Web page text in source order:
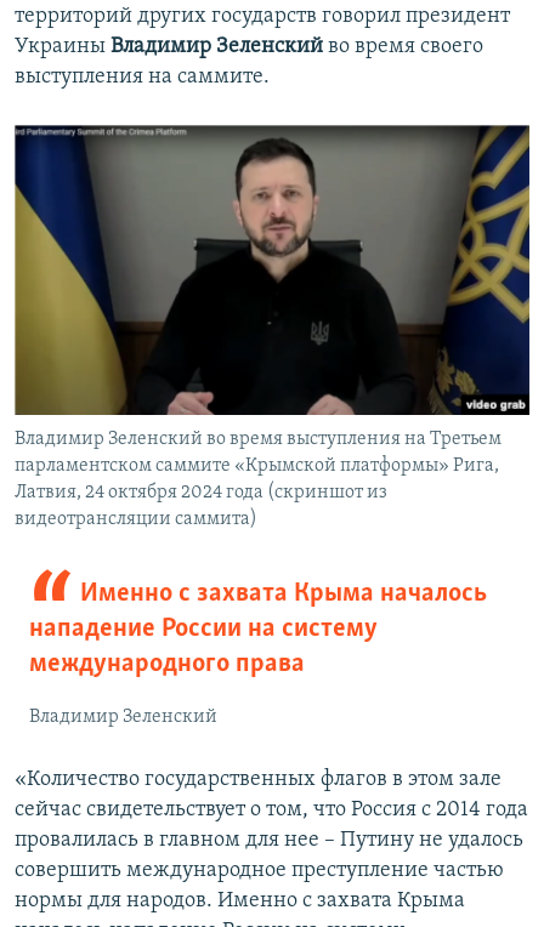
территорий других государств говорил президент
Украины Владимир Зеленский во время своего
выступления на саммите.
Владимир Зеленский во время выступления на Третьем
парламентском саммите «Крымской платформы» Рига,
Латвия, 24 октября 2024 года (скриншот из
видеотрансляции саммита)
Именно с захвата Крыма началось
нападение России на систему
международного права
Владимир Зеленский
«Количество государственных флагов в этом зале
сейчас свидетельствует о том, что Россия с 2014 года
провалилась в главном для нее – Путину не удалось
совершить международное преступление частью
нормы для народов. Именно с захвата Крыма